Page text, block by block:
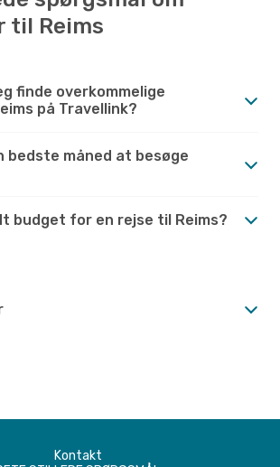
til Reims
finde overkommelige
på Travellink?
bedste måned at besøge
budget for en rejse til Reims?
Kontakt